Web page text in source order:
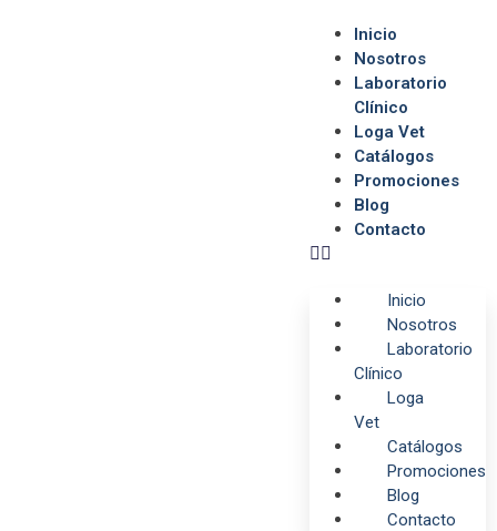
Inicio
Nosotros
Laboratorio
Clínico
Loga Vet
Catálogos
Promociones
Blog
Contacto
Inicio
Nosotros
Laboratorio
Clínico
Loga
Vet
Catálogos
Promociones
Blog
Contacto